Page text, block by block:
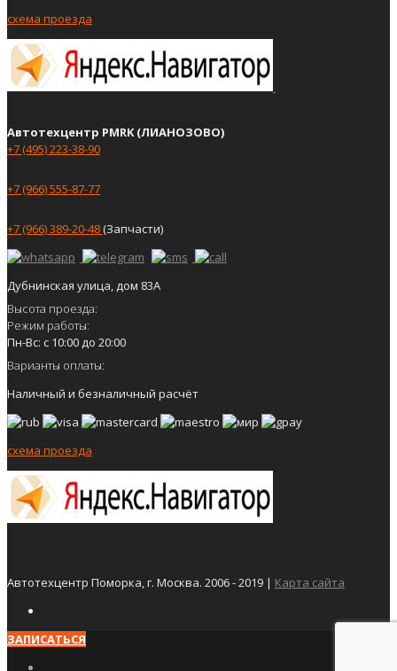
схема проезда
Автотехцентр PMRK (ЛИАНОЗОВО)
+7 (495) 223-38-90
+7 (966) 555-87-77
+7 (966) 389-20-48(Запчасти)
Дубнинская улица, дом 83А
Высота проезда:
Режим работы:
Пн-Вс: с 10:00 до 20:00
Варианты оплаты:
Наличный и безналичный расчёт
схема проезда
Автотехцентр Поморка, г. Москва. 2006 - 2019 | Карта сайта
ЗАПИСАТЬСЯ